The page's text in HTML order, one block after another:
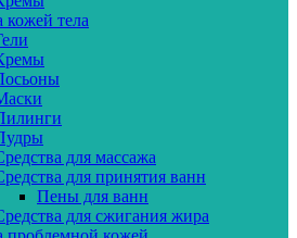
кожей тела
для массажа
для принятия ванн
Пены для ванн
для сжигания жира